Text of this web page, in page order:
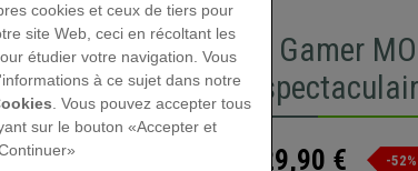
Fauteuil Gamer
sportif
129,90 € -52%
cookies et ceux de tiers pour
site Web, ceci en récoltant les
étudier votre navigation. Vous
à ce sujet dans notre
. Vous pouvez accepter tous
sur le bouton «Accepter et